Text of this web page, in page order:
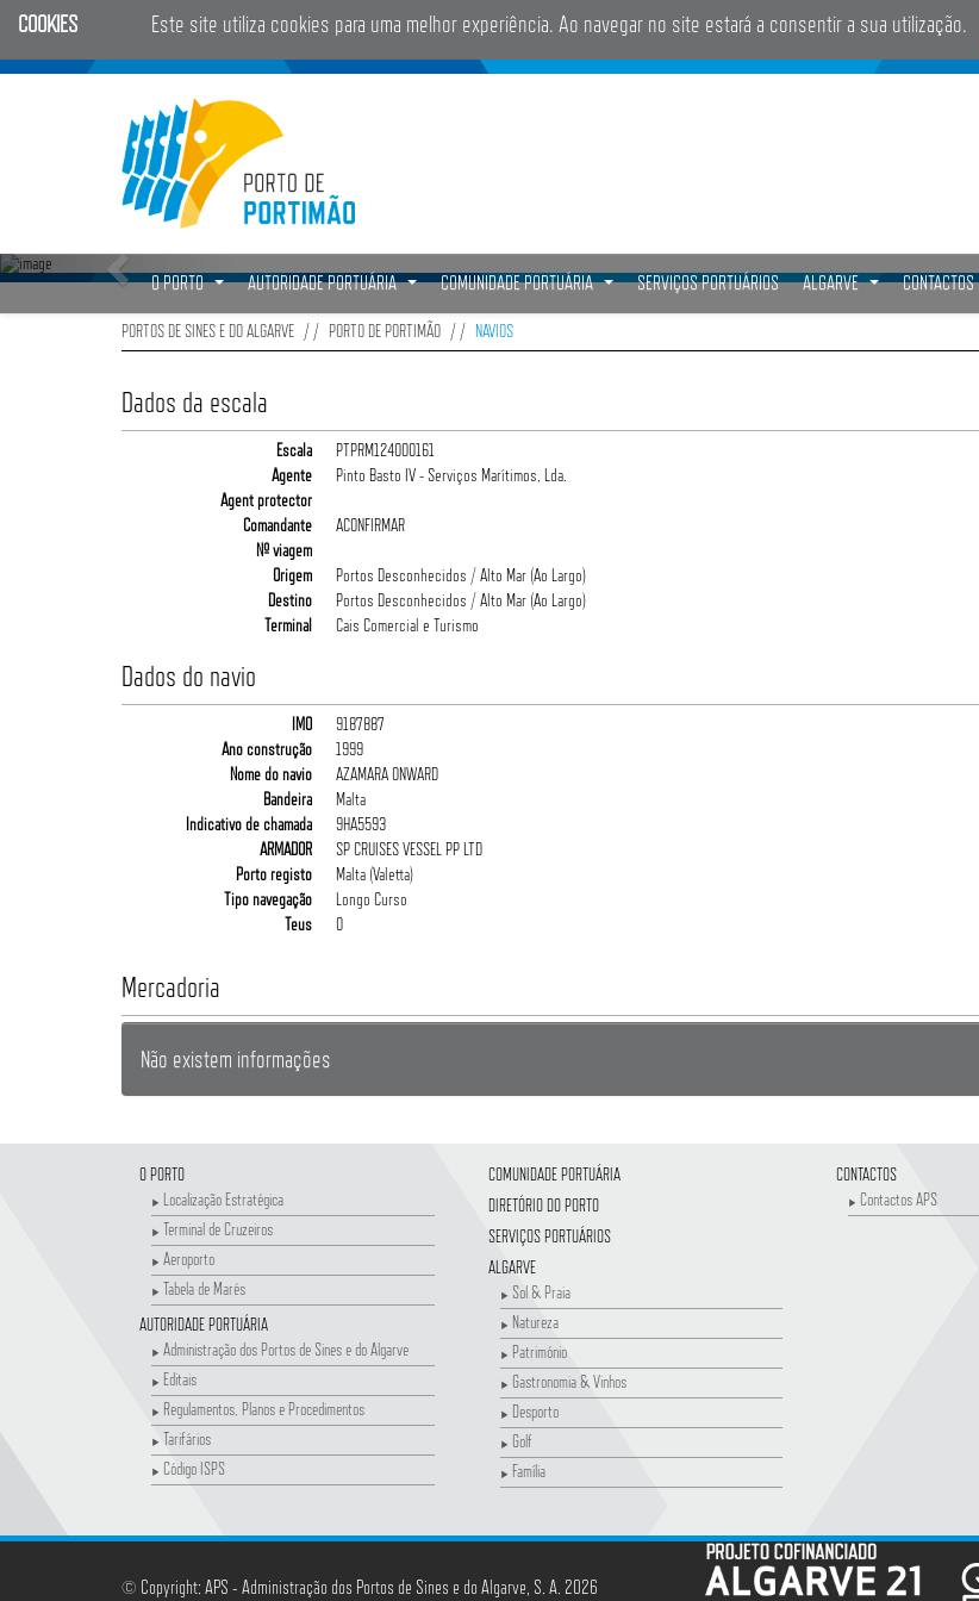
COOKIES Este site utiliza cookies para uma melhor experiência. Ao navegar no site estará a consentir a sua utilização.
O PORTO AUTORIDADE PORTUÁRIA COMUNIDADE PORTUÁRIA SERVIÇOS PORTUÁRIOS ALGARVE CONTACTOS
PORTOS DE SINES E DO ALGARVE PORTO DE PORTIMÃO NAVIOS
Dados da escala
Escala
PTPRM124000161
Agente
Pinto Basto IV - Serviços Marítimos, Lda.
Agent protector
Comandante
ACONFIRMAR
Nº viagem
Origem
Portos Desconhecidos / Alto Mar (Ao Largo)
Destino
Portos Desconhecidos / Alto Mar (Ao Largo)
Terminal
Cais Comercial e Turismo
Dados do navio
IMO
9187887
Ano construção
1999
Nome do navio
AZAMARA ONWARD
Bandeira
Malta
Indicativo de chamada
9HA5593
ARMADOR
SP CRUISES VESSEL PP LTD
Porto registo
Malta (Valetta)
Tipo navegação
Longo Curso
Teus
0
Mercadoria
Não existem informações
O PORTO
Localização Estratégica
Terminal de Cruzeiros
Aeroporto
Tabela de Marés
AUTORIDADE PORTUÁRIA
Administração dos Portos de Sines e do Algarve
Editais
Regulamentos, Planos e Procedimentos
Tarifários
Código ISPS
COMUNIDADE PORTUÁRIA
DIRETÓRIO DO PORTO
SERVIÇOS PORTUÁRIOS
ALGARVE
Sol & Praia
Natureza
Património
Gastronomia & Vinhos
Desporto
Golf
Família
CONTACTOS
Contactos APS
© Copyright: APS - Administração dos Portos de Sines e do Algarve, S. A. 2026